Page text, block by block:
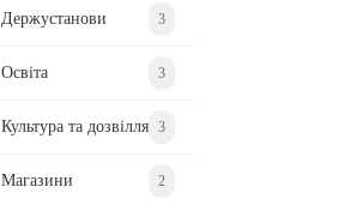
Держустанови 3
Освіта 3
Культура та дозвілля 3
Магазини 2